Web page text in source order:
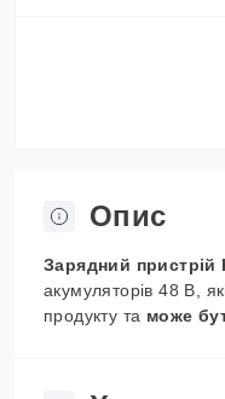
Опис
Зарядний пристрій
акумуляторів 48 В,
продукту та може